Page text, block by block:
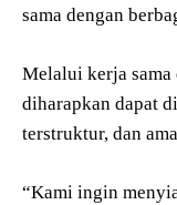
sama dengan
Melalui kerja sama
diharapkan dapat
terstruktur, dan
“Kami ingin